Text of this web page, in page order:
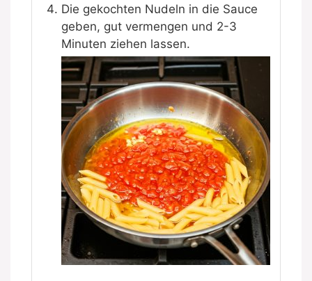
Die gekochten Nudeln in die Sauce
geben, gut vermengen und 2-3
Minuten ziehen lassen.